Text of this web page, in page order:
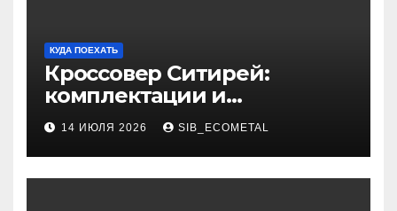
КУДА ПОЕХАТЬ
Кроссовер Ситирей:
комплектации и
характеристики
14 ИЮЛЯ 2026 SIB_ECOMETAL